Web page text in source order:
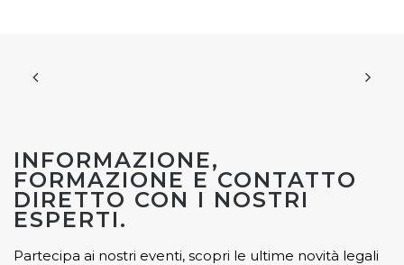
INFORMAZIONE,
FORMAZIONE E CONTATTO
DIRETTO CON I NOSTRI
ESPERTI.
Partecipa ai nostri eventi, scopri le ultime novità legali